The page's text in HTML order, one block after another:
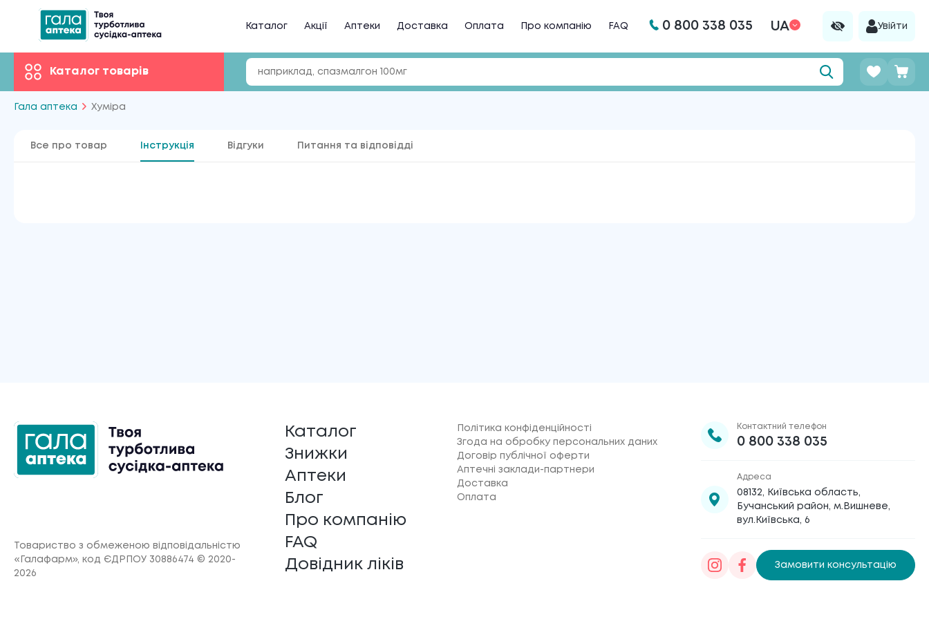
Каталог Акції Аптеки Доставка Оплата Про компанію FAQ 0 800 338 035 UA Увійти
Каталог товарів
Гала аптека Хуміра
Все про товар Інструкція Відгуки Питання та відповідді
Товариство з обмеженою відповідальністю
«Галафарм», код ЄДРПОУ 30886474 © 2020-
2026
Каталог
Знижки
Аптеки
Блог
Про компанію
FAQ
Довідник ліків
Політика конфіденційності
Згода на обробку персональних даних
Договір публічної оферти
Аптечні заклади-партнери
Доставка
Оплата
Контактний телефон
0 800 338 035
Адреса
08132, Київська область,
Бучанський район, м.Вишневе,
вул.Київська, 6
Замовити консультацію